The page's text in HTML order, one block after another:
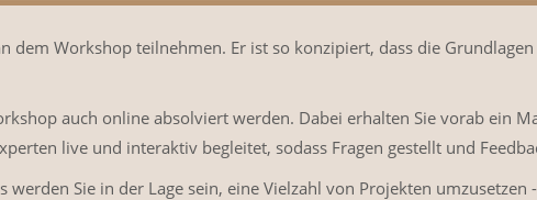
dem Workshop teilnehmen. Er ist so konzipiert, dass die
auch online absolviert werden. Dabei erhalten Sie vorab ein
live und interaktiv begleitet, sodass Fragen gestellt und
Sie in der Lage sein, eine Vielzahl von Projekten